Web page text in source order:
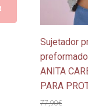
Sujetador
ANITA
PARA
77,90€
pueden
elegir
en
la
página
de